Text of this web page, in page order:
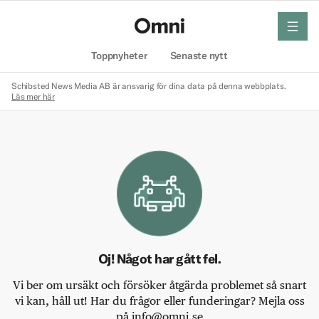
Toppnyheter Senaste nytt
meny
Schibsted News Media AB är ansvarig för dina data på denna webbplats.
Läs mer här
Oj! Något har gått fel.
Vi ber om ursäkt och försöker åtgärda problemet så snart
vi kan, håll ut! Har du frågor eller funderingar? Mejla oss